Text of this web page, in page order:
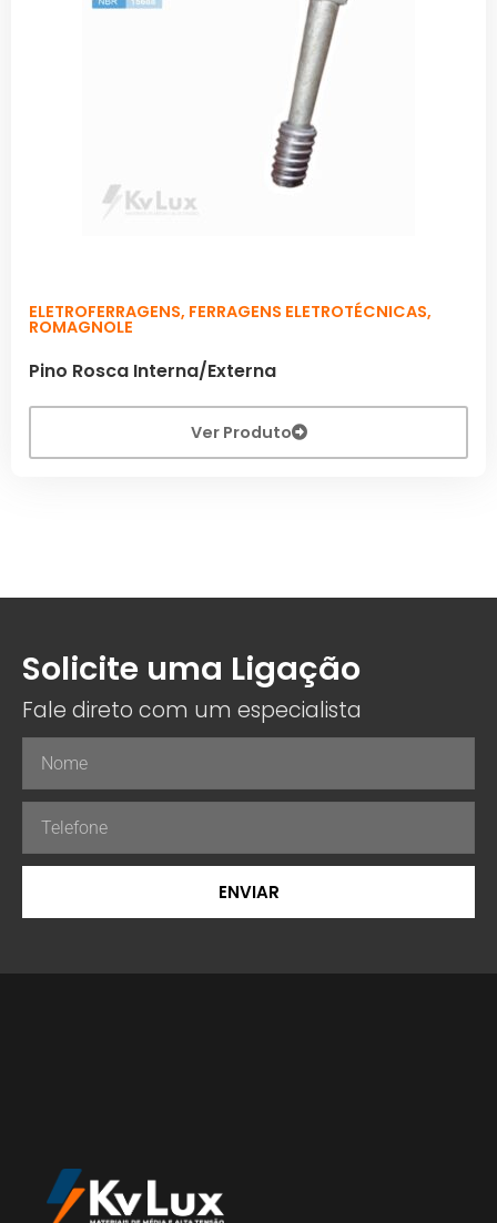
ELETROFERRAGENS, FERRAGENS ELETROTÉCNICAS,
ROMAGNOLE
Pino Rosca Interna/Externa
Ver Produto
Solicite uma Ligação
Fale direto com um especialista
ENVIAR